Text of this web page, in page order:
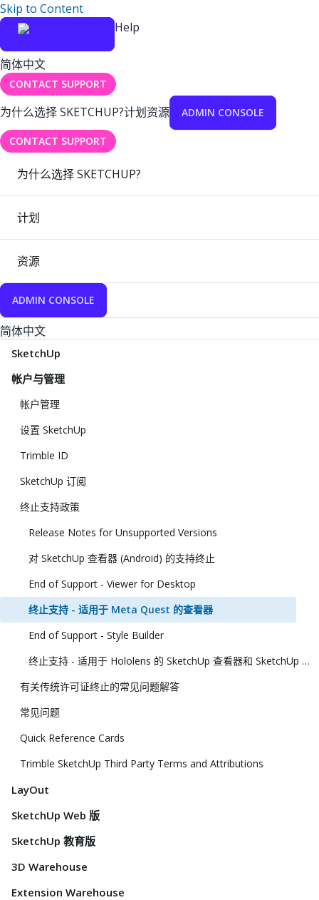
Skip to Content
Help
简体中文
CONTACT SUPPORT
为什么选择 SKETCHUP?计划资源 ADMIN CONSOLE
CONTACT SUPPORT
为什么选择 SKETCHUP?
计划
资源
ADMIN CONSOLE
简体中文
SketchUp
帐户与管理
帐户管理
设置 SketchUp
Trimble ID
SketchUp 订阅
终止支持政策
Release Notes for Unsupported Versions
对 SketchUp 查看器 (Android) 的支持终止
End of Support - Viewer for Desktop
终止支持 - 适用于 Meta Quest 的查看器
End of Support - Style Builder
终止支持 - 适用于 Hololens 的 SketchUp 查看器和 SketchUp 虚拟现实查看器
有关传统许可证终止的常见问题解答
常见问题
Quick Reference Cards
Trimble SketchUp Third Party Terms and Attributions
LayOut
SketchUp Web 版
SketchUp 教育版
3D Warehouse
Extension Warehouse